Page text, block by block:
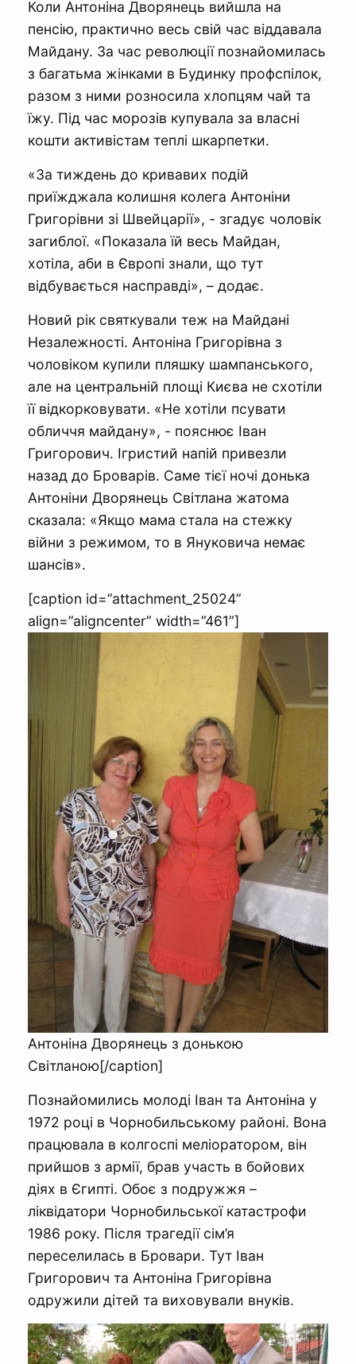
Коли Антоніна Дворянець вийшла на
пенсію, практично весь свій час віддавала
Майдану. За час революції познайомилась
з багатьма жінками в Будинку профспілок,
разом з ними розносила хлопцям чай та
їжу. Під час морозів купувала за власні
кошти активістам теплі шкарпетки.
«За тиждень до кривавих подій
приїжджала колишня колега Антоніни
Григорівни зі Швейцарії», - згадує чоловік
загиблої. «Показала їй весь Майдан,
хотіла, аби в Європі знали, що тут
відбувається насправді», – додає.
Новий рік святкували теж на Майдані
Незалежності. Антоніна Григорівна з
чоловіком купили пляшку шампанського,
але на центральній площі Києва не схотіли
її відкорковувати. «Не хотіли псувати
обличчя майдану», - пояснює Іван
Григорович. Ігристий напій привезли
назад до Броварів. Саме тієї ночі донька
Антоніни Дворянець Світлана жатома
сказала: «Якщо мама стала на стежку
війни з режимом, то в Януковича немає
шансів».
[caption id=”attachment_25024”
align=”aligncenter” width=”461”]
Антоніна Дворянець з донькою
Світланою[/caption]
Познайомились молоді Іван та Антоніна у
1972 році в Чорнобильському районі. Вона
працювала в колгоспі меліоратором, він
прийшов з армії, брав участь в бойових
діях в Єгипті. Обоє з подружжя –
ліквідатори Чорнобильської катастрофи
1986 року. Після трагедії сім’я
переселилась в Бровари. Тут Іван
Григорович та Антоніна Григорівна
одружили дітей та виховували внуків.